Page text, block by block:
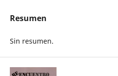
Resumen
Sin resumen.